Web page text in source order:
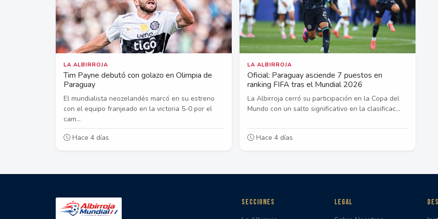
LA ALBIRROJA
Tim Payne debutó con golazo en Olimpia de
Paraguay
El mundialista neozelandés marcó en su estreno
con el equipo franjeado en la victoria 5-0 por el
cam...
Hace 4 días
LA ALBIRROJA
Oficial: Paraguay asciende 7 puestos en
ranking FIFA tras el Mundial 2026
La Albirroja cerró su participación en la Copa del
Mundo con un salto significativo en la clasificac...
Hace 4 días
SECCIONES
LEGAL